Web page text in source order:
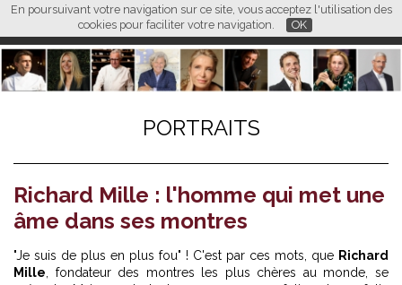
En poursuivant votre navigation sur ce site, vous acceptez l'utilisation des
cookies pour faciliter votre navigation.
OK
FR EN CN
L M
PORTRAITS
Richard Mille : l'homme qui met une
âme dans ses montres
"Je suis de plus en plus fou" ! C'est par ces mots, que Richard
Mille , fondateur des montres les plus chères au monde, se